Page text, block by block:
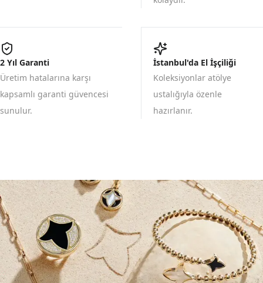
2 Yıl Garanti
Üretim hatalarına karşı
kapsamlı garanti güvencesi
sunulur.
İstanbul'da El İşçiliği
Koleksiyonlar atölye
ustalığıyla özenle
hazırlanır.